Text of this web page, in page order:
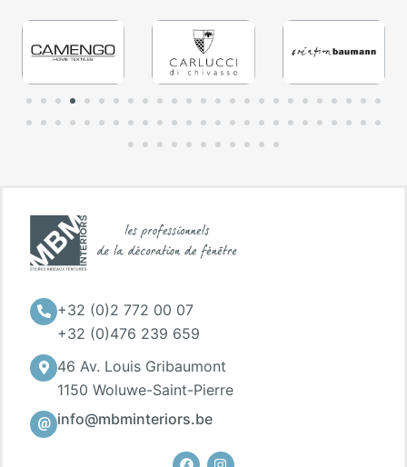
+32 (0)2 772 00 07
+32 (0)476 239 659
46 Av. Louis Gribaumont
1150 Woluwe-Saint-Pierre
info@mbminteriors.be
FacebookInstagram